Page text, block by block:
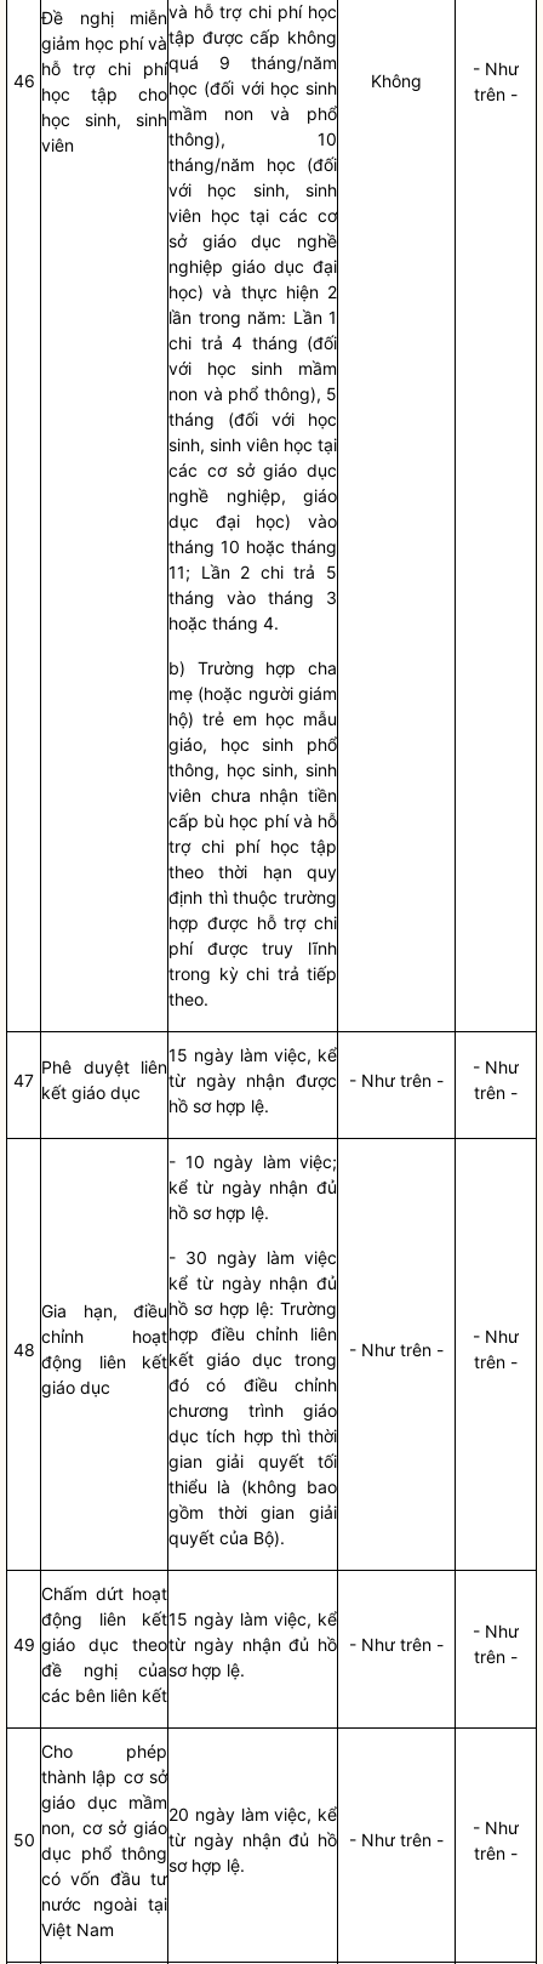
46
Đề nghị miễn
giảm học phí và
hỗ trợ chi phí
học tập cho
học sinh, sinh
viên
và hỗ trợ chi phíhọc
tập được cấp không
quá 9 tháng/năm
học (đối với học sinh
mầm non và phổ
thông), 10
tháng/năm học (đối
với học sinh, sinh
viên học tại các cơ
sở giáo dục nghề
nghiệp giáo dục đại
học) và thực hiện 2
lần trong năm: Lần 1
chi trả 4 tháng (đối
với học sinh mầm
non và phổ thông), 5
tháng (đối với học
sinh, sinh viên học tại
các cơ sở giáo dục
nghề nghiệp, giáo
dục đại học) vào
tháng 10 hoặc tháng
11; Lần 2 chi trả 5
tháng vào tháng 3
hoặc tháng 4.
b) Trường hợp cha
mẹ (hoặc người giám
hộ) trẻ em học mẫu
giáo, học sinh phổ
thông, học sinh, sinh
viên chưa nhận tiền
cấp bù học phí và hỗ
trợ chi phíhọc tập
theo thời hạn quy
định thì thuộc trường
hợp được hỗ trợ chi
phíđược truy lĩnh
trong kỳ chi trả tiếp
theo.
Không
- Như
trên -
47
Phê duyệt liên
kết giáo dục
15 ngày làm việc, kể
từ ngày nhận được
hồ sơhợp lệ.
- Như trên -
- Như
trên -
48
Gia hạn, điều
chỉnh hoạt
động liên kết
giáo dục
- 10 ngày làm việc;
kể từ ngày nhận đủ
hồ sơhợp lệ.
- 30 ngày làm việc
kể từ ngày nhận đủ
hồ sơhợp lệ: Trường
hợp điều chỉnh liên
kết giáo dục trong
đó có điều chỉnh
chương trình giáo
dục tích hợp thì thời
gian giải quyết tối
thiểu là (không bao
gồm thời gian giải
quyết của Bộ).
- Như trên -
- Như
trên -
49
Chấm dứt hoạt
động liên kết
giáo dục theo
đề nghị của
các bên liên kết
15 ngày làm việc, kể
từ ngày nhận đủ hồ
sơhợp lệ.
- Như trên -
- Như
trên -
50
Cho phép
thành lập cơ sở
giáo dục mầm
non, cơ sở giáo
dục phổ thông
có vốn đầu tư
nước ngoài tại
Việt Nam
20 ngày làm việc, kể
từ ngày nhận đủ hồ
sơhợp lệ.
- Như trên -
- Như
trên -